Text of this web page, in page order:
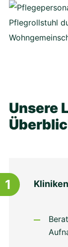
Unsere
1